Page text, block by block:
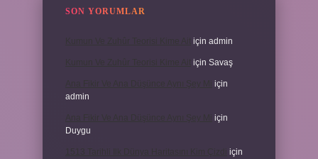
SON YORUMLAR
için admin
için Savaş
için
admin
için
Duygu
için